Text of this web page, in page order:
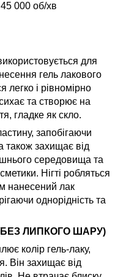
000 об/хв
для
гель лакового
легко і рівномірно
та створює на
гладке як скло.
запобігаючи
також захищає від
середовища та
Нігті робляться
нанесений лак
однорідність та
(БЕЗ ЛИПКОГО ШАРУ)
колір гель-лаку,
Він захищає від